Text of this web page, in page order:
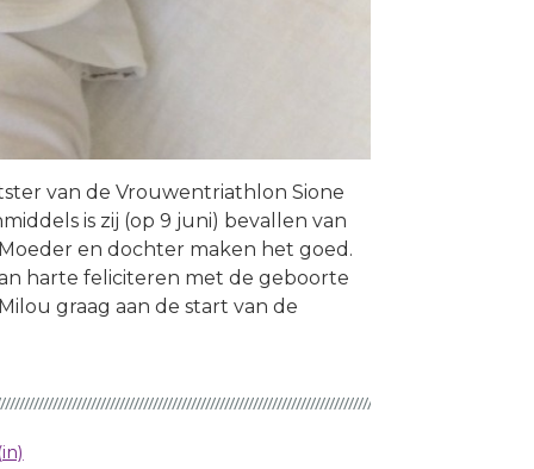
van de Vrouwentriathlon Sione
is zij (op 9 juni) bevallen van
en dochter maken het goed.
harte feliciteren met de geboorte
graag aan de start van de